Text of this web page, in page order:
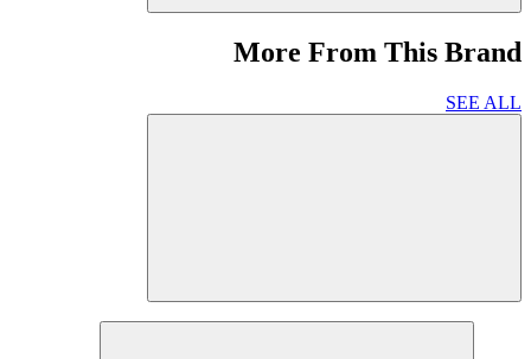
More From This Brand
SEE ALL